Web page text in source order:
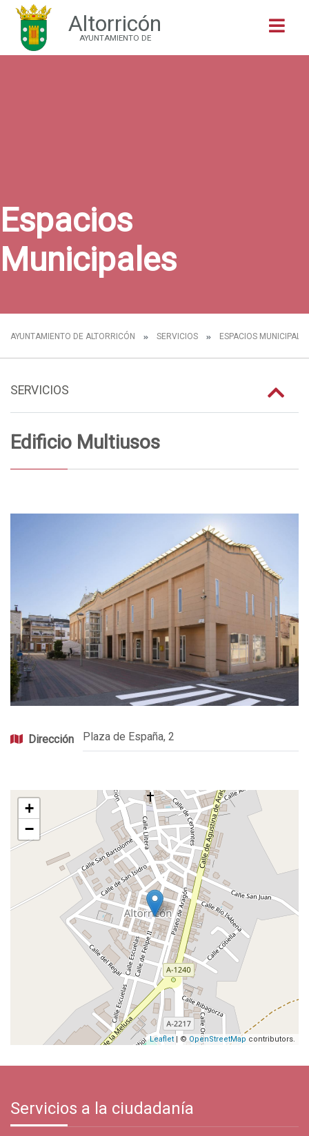
Altorricón
AYUNTAMIENTO DE
Espacios
Municipales
AYUNTAMIENTO DE ALTORRICÓN SERVICIOS ESPACIOS
SERVICIOS
Edificio Multiusos
Dirección Plaza de España, 2
+
−
Leaflet | © OpenStreetMap contributors.
Servicios a la ciudadanía